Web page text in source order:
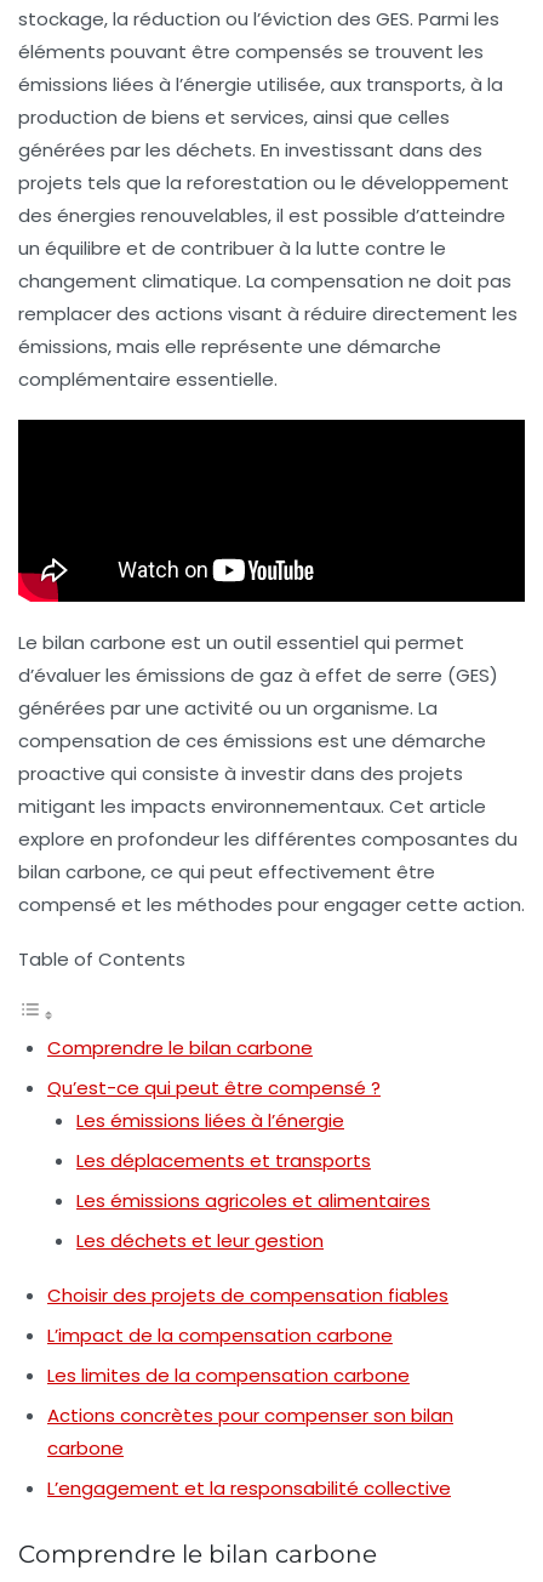
stockage, la réduction ou l’éviction des GES. Parmi les
éléments pouvant être compensés se trouvent les
émissions liées à l’énergie utilisée, aux transports, à la
production de biens et services, ainsi que celles
générées par les déchets. En investissant dans des
projets tels que la reforestation ou le développement
des énergies renouvelables, il est possible d’atteindre
un équilibre et de contribuer à la lutte contre le
changement climatique. La compensation ne doit pas
remplacer des actions visant à réduire directement les
émissions, mais elle représente une démarche
complémentaire essentielle.
Le bilan carbone est un outil essentiel qui permet
d’évaluer les émissions de gaz à effet de serre (GES)
générées par une activité ou un organisme. La
compensation de ces émissions est une démarche
proactive qui consiste à investir dans des projets
mitigant les impacts environnementaux. Cet article
explore en profondeur les différentes composantes du
bilan carbone, ce qui peut effectivement être
compensé et les méthodes pour engager cette action.
Table of Contents
Comprendre le bilan carbone
Qu’est-ce qui peut être compensé ?
Les émissions liées à l’énergie
Les déplacements et transports
Les émissions agricoles et alimentaires
Les déchets et leur gestion
Choisir des projets de compensation fiables
L’impact de la compensation carbone
Les limites de la compensation carbone
Actions concrètes pour compenser son bilan
carbone
L’engagement et la responsabilité collective
Comprendre le bilan carbone